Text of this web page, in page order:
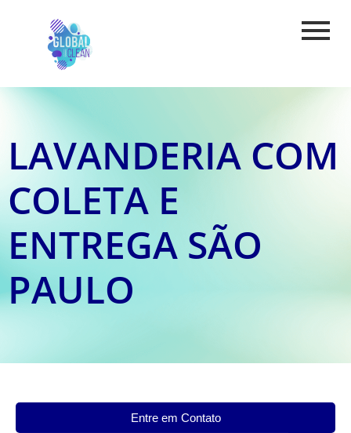
LAVANDERIA COM
COLETA E
ENTREGA SÃO
PAULO
Entre em Contato